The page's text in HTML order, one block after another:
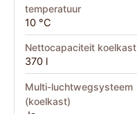
temperatuur
10 °C
Nettocapaciteit koelkast
370 l
Multi-luchtwegsysteem
(koelkast)